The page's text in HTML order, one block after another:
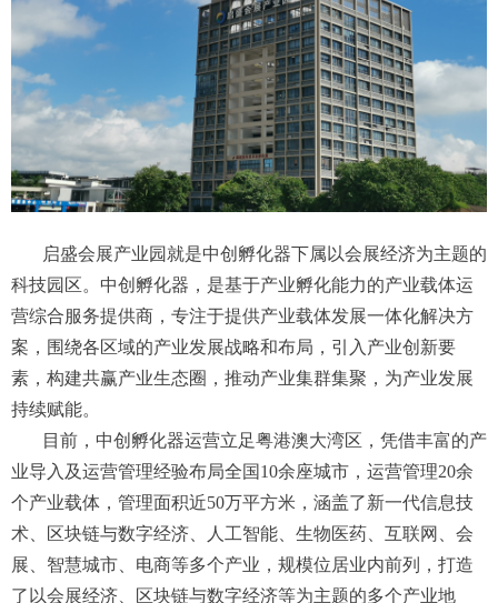
启盛会展产业园就是中创孵化器下属以会展经济为主题的
科技园区。中创孵化器，是基于产业孵化能力的产业载体运
营综合服务提供商，专注于提供产业载体发展一体化解决方
案，围绕各区域的产业发展战略和布局，引入产业创新要
素，构建共赢产业生态圈，推动产业集群集聚，为产业发展
持续赋能。
目前，中创孵化器运营立足粤港澳大湾区，凭借丰富的产
业导入及运营管理经验布局全国10余座城市，运营管理20余
个产业载体，管理面积近50万平方米，涵盖了新一代信息技
术、区块链与数字经济、人工智能、生物医药、互联网、会
展、智慧城市、电商等多个产业，规模位居业内前列，打造
了以会展经济、区块链与数字经济等为主题的多个产业地